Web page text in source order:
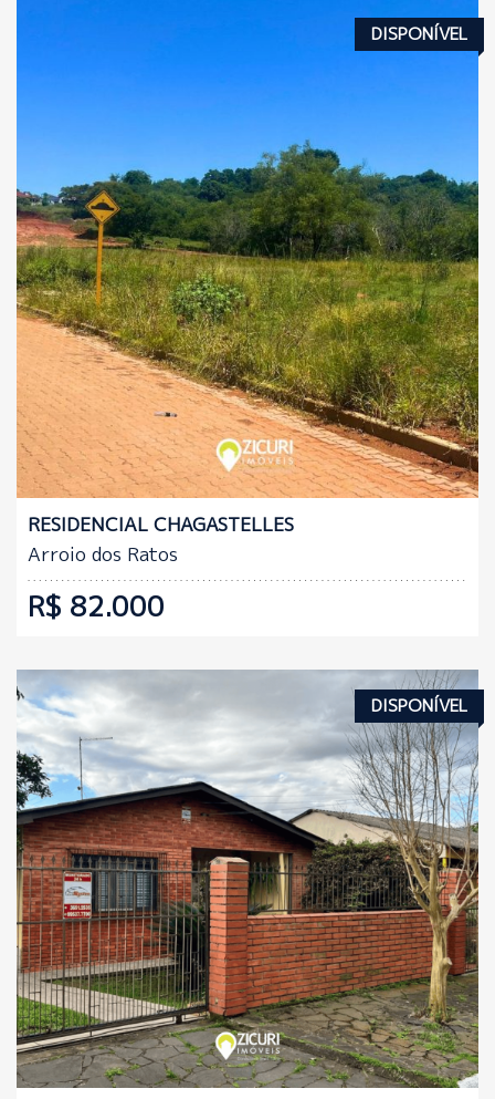
DISPONÍVEL
RESIDENCIAL CHAGASTELLES
Arroio dos Ratos
R$ 82.000
Quartos:
2
Banheiros:
1
DISPONÍVEL